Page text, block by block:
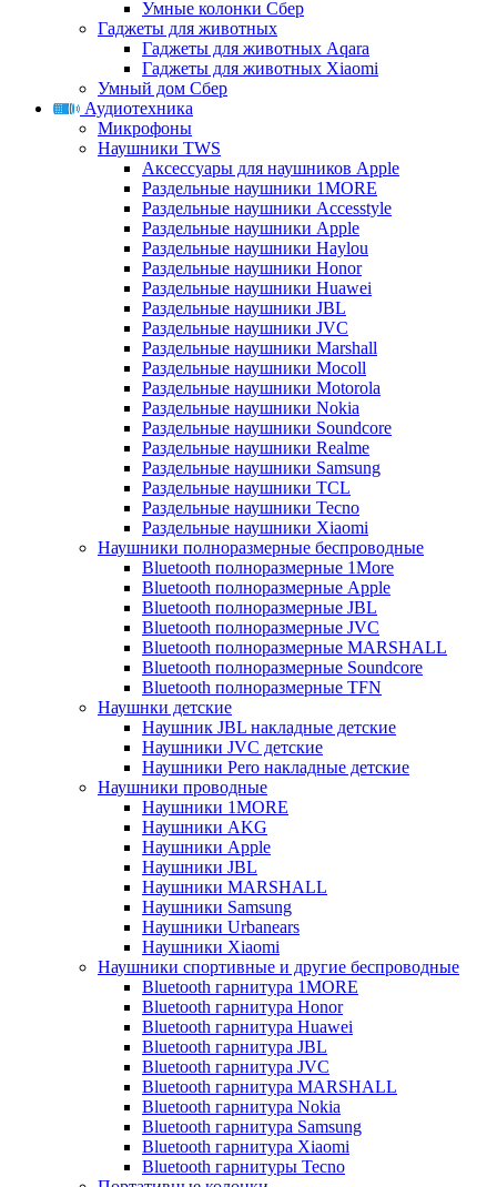
Умные колонки Сбер
Гаджеты для животных
Гаджеты для животных Aqara
Гаджеты для животных Xiaomi
Умный дом Сбер
Аудиотехника
Микрофоны
Наушники TWS
Аксессуары для наушников Apple
Раздельные наушники 1MORE
Раздельные наушники Accesstyle
Раздельные наушники Apple
Раздельные наушники Haylou
Раздельные наушники Honor
Раздельные наушники Huawei
Раздельные наушники JBL
Раздельные наушники JVC
Раздельные наушники Marshall
Раздельные наушники Mocoll
Раздельные наушники Motorola
Раздельные наушники Nokia
Раздельные наушники Soundcore
Раздельные наушники Realme
Раздельные наушники Samsung
Раздельные наушники TCL
Раздельные наушники Tecno
Раздельные наушники Xiaomi
Наушники полноразмерные беспроводные
Bluetooth полноразмерные 1More
Bluetooth полноразмерные Apple
Bluetooth полноразмерные JBL
Bluetooth полноразмерные JVC
Bluetooth полноразмерные MARSHALL
Bluetooth полноразмерные Soundcore
Bluetooth полноразмерные TFN
Наушнки детские
Наушник JBL накладные детские
Наушники JVC детские
Наушники Pero накладные детские
Наушники проводные
Наушники 1MORE
Наушники AKG
Наушники Apple
Наушники JBL
Наушники MARSHALL
Наушники Samsung
Наушники Urbanears
Наушники Xiaomi
Наушники спортивные и другие беспроводные
Bluetooth гарнитура 1MORE
Bluetooth гарнитура Honor
Bluetooth гарнитура Huawei
Bluetooth гарнитура JBL
Bluetooth гарнитура JVC
Bluetooth гарнитура MARSHALL
Bluetooth гарнитура Nokia
Bluetooth гарнитура Samsung
Bluetooth гарнитура Xiaomi
Bluetooth гарнитуры Tecno